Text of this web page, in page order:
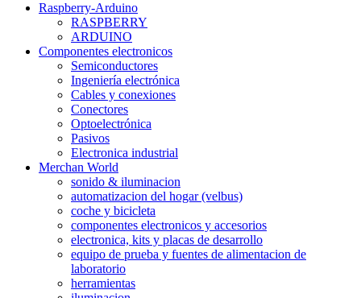
Raspberry-Arduino
RASPBERRY
ARDUINO
Componentes electronicos
Semiconductores
Ingeniería electrónica
Cables y conexiones
Conectores
Optoelectrónica
Pasivos
Electronica industrial
Merchan World
sonido & iluminacion
automatizacion del hogar (velbus)
coche y bicicleta
componentes electronicos y accesorios
electronica, kits y placas de desarrollo
equipo de prueba y fuentes de alimentacion de
laboratorio
herramientas